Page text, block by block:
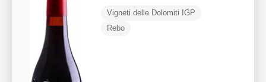
Vigneti delle Dolomiti IGP
Rebo